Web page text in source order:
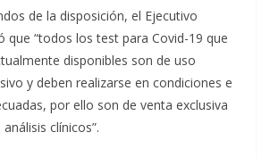
de la disposición, el Ejecutivo
que “todos los test para Covid-19 que
disponibles son de uso
y deben realizarse en condiciones e
por ello son de venta exclusiva
clínicos”.